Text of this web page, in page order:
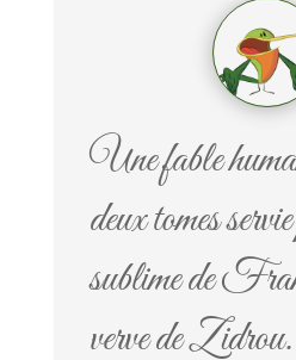
Une fable
deux tomes
sublime de
verve de Zidrou.